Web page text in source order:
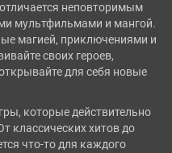
неповторимым
мультфильмами и мангой.
магией, приключениями и
своих героев,
для себя новые
которые действительно
классических хитов до
что-то для каждого